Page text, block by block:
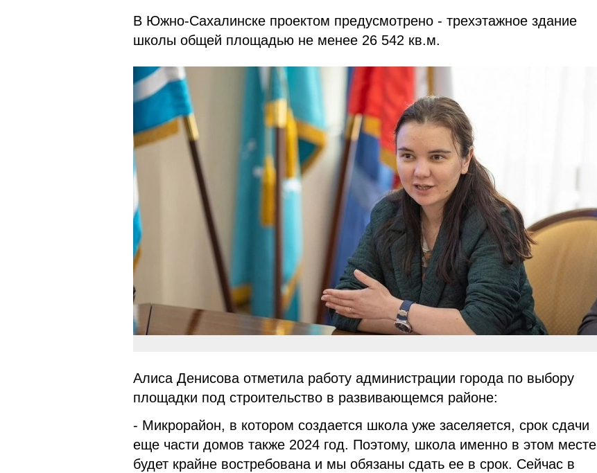
В Южно-Сахалинске проектом предусмотрено - трехэтажное здание
школы общей площадью не менее 26 542 кв.м.
Алиса Денисова отметила работу администрации города по выбору
площадки под строительство в развивающемся районе:
- Микрорайон, в котором создается школа уже заселяется, срок сдачи
еще части домов также 2024 год. Поэтому, школа именно в этом месте
будет крайне востребована и мы обязаны сдать ее в срок. Сейчас в